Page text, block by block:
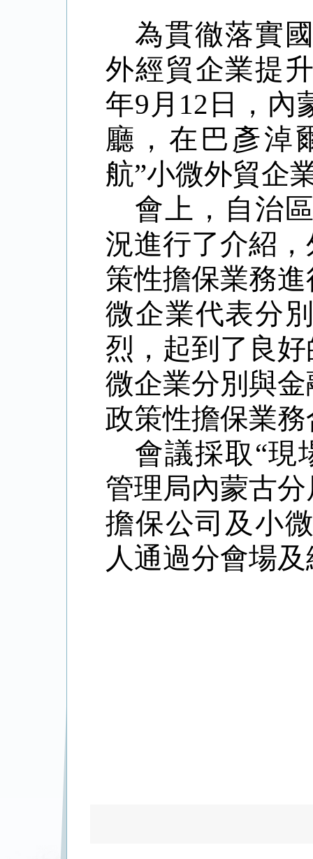
為貫徹落實
外經貿企業提
年9月12日，內
廳，在巴彥淖
航”小微外貿企
會上，自治
況進行了介紹
策性擔保業務
微企業代表分
烈，起到了良
微企業分別與
政策性擔保業
會議採取“現
管理局內蒙古
擔保公司及小
人通過分會場